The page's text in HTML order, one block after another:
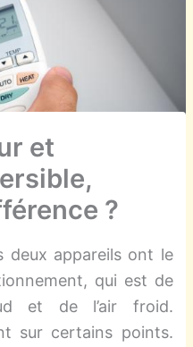
et
?
deux appareils ont le
qui est de
et de l’air froid.
sur certains points.